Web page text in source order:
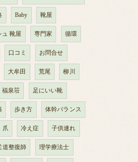
Baby 靴屋
ュ 靴屋 専門家 循環
口コミ お問合せ
大牟田 荒尾 柳川
福泉荘 足にいい靴
歩き方 体幹バランス
爪 冷え症 子供連れ
道整復師 理学療法士